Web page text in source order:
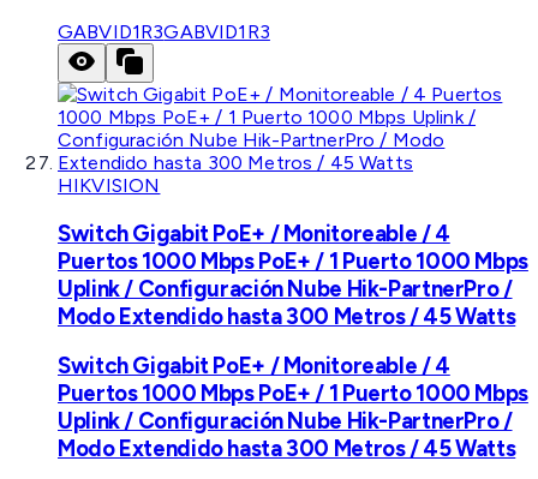
GABVID1R3GABVID1R3
HIKVISION
Switch Gigabit PoE+ / Monitoreable / 4
Puertos 1000 Mbps PoE+ / 1 Puerto 1000 Mbps
Uplink / Configuración Nube Hik-PartnerPro /
Modo Extendido hasta 300 Metros / 45 Watts
Switch Gigabit PoE+ / Monitoreable / 4
Puertos 1000 Mbps PoE+ / 1 Puerto 1000 Mbps
Uplink / Configuración Nube Hik-PartnerPro /
Modo Extendido hasta 300 Metros / 45 Watts